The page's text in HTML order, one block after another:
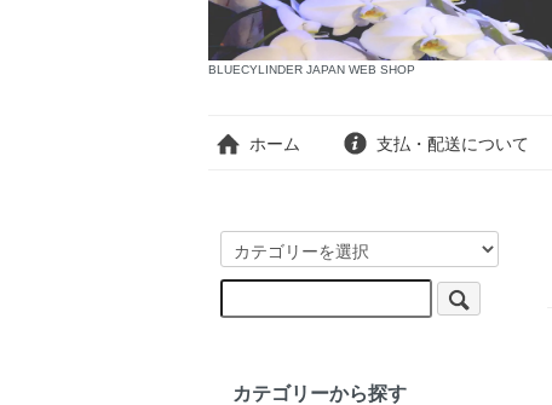
BLUECYLINDER JAPAN WEB SHOP
ホーム 支払・配送について
カテゴリーから探す